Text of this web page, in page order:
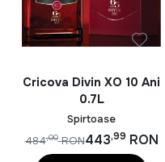
Cricova Divin XO 10 Ani
0.7L
Spirtoase
443,99 RON
484,00 RON